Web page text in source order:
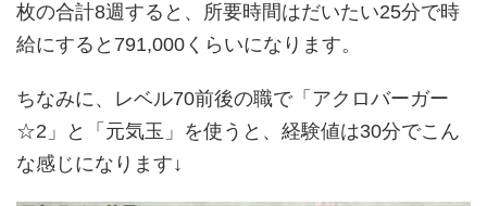
枚の合計8週すると、所要時間はだいたい25分で時
給にすると791,000くらいになります。
ちなみに、レベル70前後の職で「アクロバーガー
☆2」と「元気玉」を使うと、経験値は30分でこん
な感じになります↓